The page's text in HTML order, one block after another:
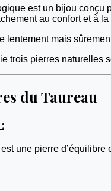
est un bijou conçu
au confort et à
lentement mais
trois pierres naturelles
du Taureau
est une pierre